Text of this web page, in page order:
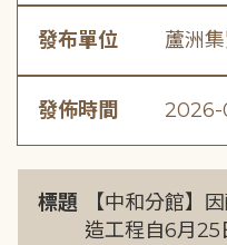
發布單位 蘆洲
發佈時間 2026-
標題
【中和分館】
造工程自6月25